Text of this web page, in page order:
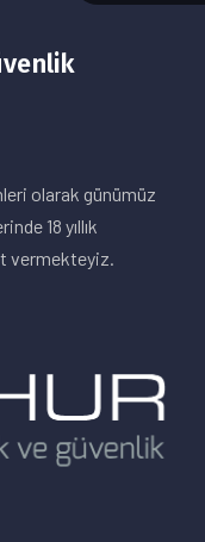
olarak günümüz
18 yıllık
vermekteyiz.